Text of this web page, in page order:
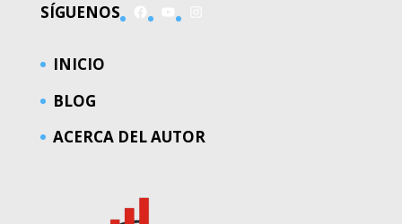
SÍGUENOS
INICIO
BLOG
ACERCA DEL AUTOR